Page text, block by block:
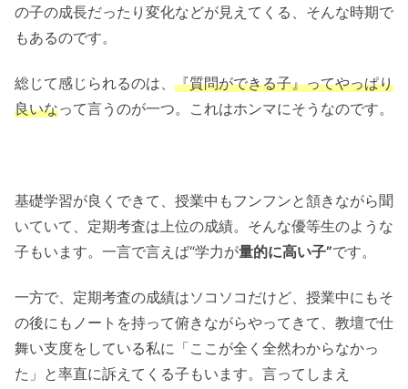
の子の成長だったり変化などが見えてくる、そんな時期で
もあるのです。
総じて感じられるのは、 『質問ができる子』ってやっぱり
良いなって言うのが一つ。これはホンマにそうなのです。
基礎学習が良くできて、授業中もフンフンと頷きながら聞
いていて、定期考査は上位の成績。そんな優等生のような
子もいます。一言で言えば“学力が量的に高い子”です。
一方で、定期考査の成績はソコソコだけど、授業中にもそ
の後にもノートを持って俯きながらやってきて、教壇で仕
舞い支度をしている私に「ここが全く全然わからなかっ
た」と率直に訴えてくる子もいます。言ってしまえ